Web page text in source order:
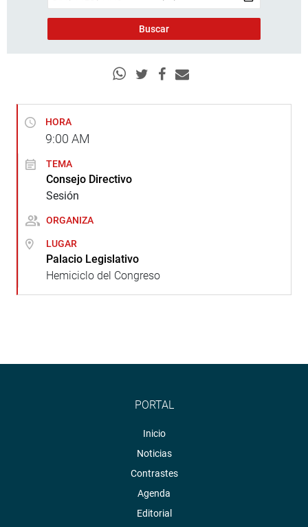
HORA
9:00 AM
TEMA
Consejo Directivo
Sesión
ORGANIZA
LUGAR
Palacio Legislativo
Hemiciclo del Congreso
PORTAL
Inicio
Noticias
Contrastes
Agenda
Editorial